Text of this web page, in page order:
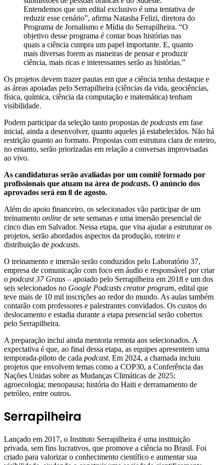
Entendemos que um edital exclusivo é uma tentativa de
reduzir esse cenário”, afirma Natasha Felizi, diretora do
Programa de Jornalismo e Mídia do Serrapilheira. “O
objetivo desse programa é contar boas histórias nas
quais a ciência cumpra um papel importante. E, quanto
mais diversas forem as maneiras de pensar e produzir
ciência, mais ricas e interessantes serão as histórias.”
Os projetos devem trazer pautas em que a ciência tenha destaque e
as áreas apoiadas pelo Serrapilheira (ciências da vida, geociências,
física, química, ciência da computação e matemática) tenham
visibilidade.
Podem participar da seleção tanto propostas de podcasts em fase
inicial, ainda a desenvolver, quanto aqueles já estabelecidos. Não há
restrição quanto ao formato. Propostas com estrutura clara de roteiro,
no entanto, serão priorizadas em relação a conversas improvisadas
ao vivo.
As candidaturas serão avaliadas por um comitê formado por
profissionais que atuam na área de podcasts. O anúncio dos
aprovados será em 8 de agosto.
Além do apoio financeiro, os selecionados vão participar de um
treinamento online de sete semanas e uma imersão presencial de
cinco dias em Salvador. Nessa etapa, que visa ajudar a estruturar os
projetos, serão abordados aspectos da produção, roteiro e
distribuição de podcasts.
O treinamento e imersão serão conduzidos pelo Laboratório 37,
empresa de comunicação com foco em áudio e responsável por criar
o podcast 37 Graus – apoiado pelo Serrapilheira em 2018 e um dos
seis selecionados no Google Podcasts creator program, edital que
teve mais de 10 mil inscrições ao redor do mundo. As aulas também
contarão com professores e palestrantes convidados. Os custos do
deslocamento e estadia durante a etapa presencial serão cobertos
pelo Serrapilheira.
A preparação inclui ainda mentoria remota aos selecionados. A
expectativa é que, ao final dessa etapa, as equipes apresentem uma
temporada-piloto de cada podcast. Em 2024, a chamada incluiu
projetos que envolvem temas como a COP30, a Conferência das
Nações Unidas sobre as Mudanças Climáticas de 2025;
agroecologia; menopausa; história do Haiti e derramamento de
petróleo, entre outros.
Serrapilheira
Lançado em 2017, o Instituto Serrapilheira é uma instituição
privada, sem fins lucrativos, que promove a ciência no Brasil. Foi
criado para valorizar o conhecimento científico e aumentar sua